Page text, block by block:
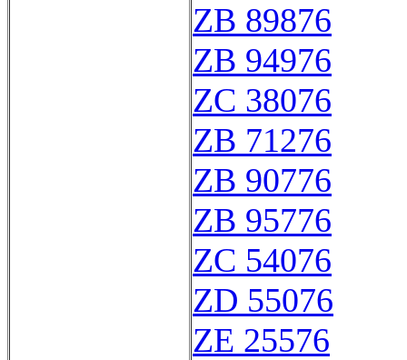
ZB 89876
ZB 94976
ZC 38076
ZB 71276
ZB 90776
ZB 95776
ZC 54076
ZD 55076
ZE 25576